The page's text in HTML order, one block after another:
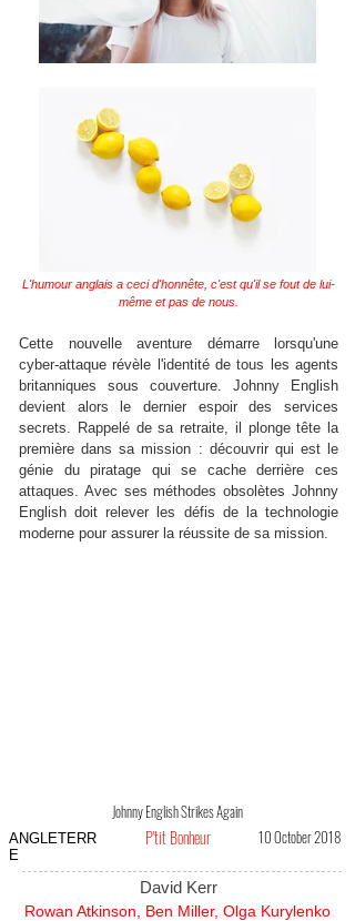
L'humour anglais a ceci d'honnête, c'est qu'il se fout de lui-
même et pas de nous.
Cette nouvelle aventure démarre lorsqu'une
cyber-attaque révèle l'identité de tous les agents
britanniques sous couverture. Johnny English
devient alors le dernier espoir des services
secrets. Rappelé de sa retraite, il plonge tête la
première dans sa mission : découvrir qui est le
génie du piratage qui se cache derrière ces
attaques. Avec ses méthodes obsolètes Johnny
English doit relever les défis de la technologie
moderne pour assurer la réussite de sa mission.
Johnny English Strikes Again
ANGLETERR
E
P'tit Bonheur 10 October 2018
David Kerr
Rowan Atkinson, Ben Miller, Olga Kurylenko